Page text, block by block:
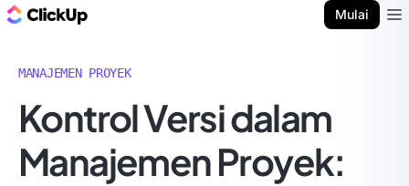
Mulai
MANAJEMEN PROYEK
Kontrol Versi dalam
Manajemen Proyek: